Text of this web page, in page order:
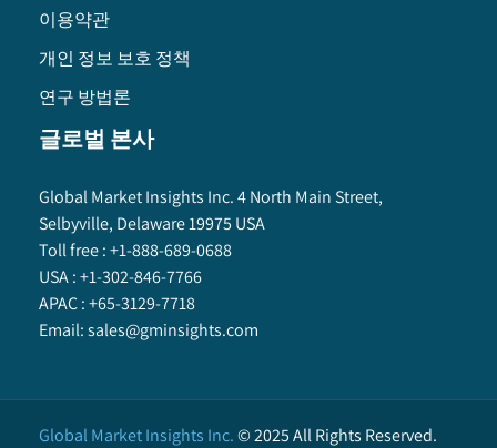
이용약관
개인 정보 보호 정책
연구 방법론
글로벌 본사
Global Market Insights Inc. 4 North Main Street,
Selbyville, Delaware 19975 USA
Toll free :+1-888-689-0688
USA :+1-302-846-7766
APAC :+65-3129-7718
Email:sales@gminsights.com
Global Market Insights Inc.©2025All Rights Reserved.